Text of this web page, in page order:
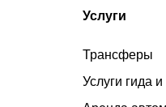
Услуги
Трансферы
Услуги гида